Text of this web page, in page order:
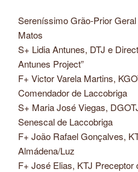
Sereníssimo Grão-Prior
Matos
S+ Lidia Antunes, DTJ e
Antunes Project”
F+ Victor Varela Martins,
Comendador de Laccobriga
S+ Maria José Viegas,
Senescal de Laccobriga
F+ João Rafael Gonçalves,
Almádena/Luz
F+ José Elias, KTJ Preceptor